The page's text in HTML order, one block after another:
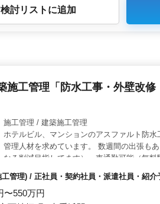
ント
定した業績を誇る企業での建築施工管理
れる機会があります。木造、鉄骨、コン
検討リスト に追加
施工管理「防水工事・外壁改
施工管理 / 建築施工管理
ホテルビル、マンションのアスファルト防
管理人材を求めています。 数週間の出張も
なる削減目指してます）、車通勤可能（無料
トあります。 ベテランも活躍しており、ブ
り指導させて頂きますのでお気軽にご応募く
管理) / 正社員・契約社員・派遣社員・紹介
〜550万円